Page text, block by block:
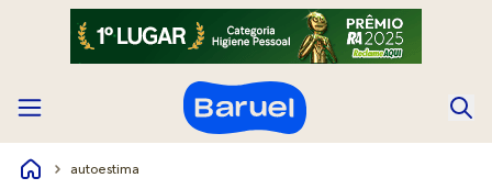
autoestima